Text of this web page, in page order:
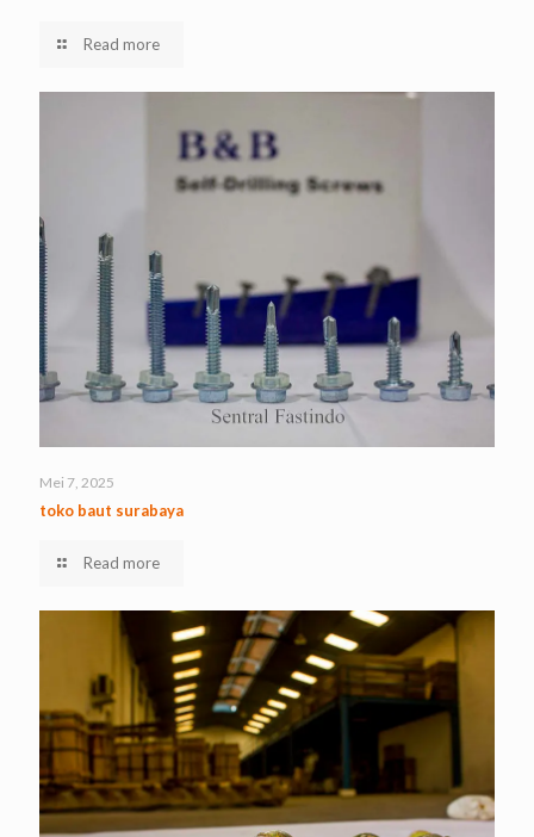
Read more
Mei 7, 2025
toko baut surabaya
Read more